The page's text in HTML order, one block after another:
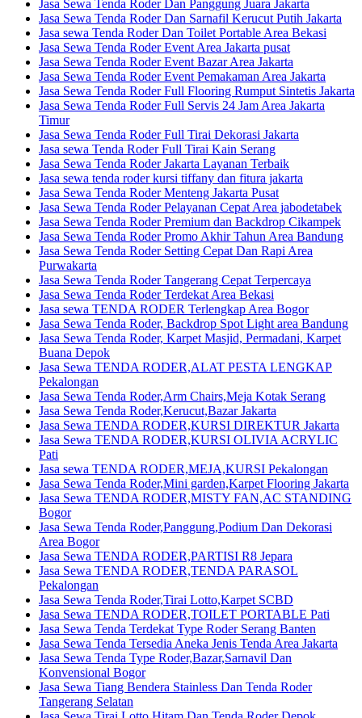
Jasa Sewa Tenda Roder Dan Panggung Juara Jakarta
Jasa Sewa Tenda Roder Dan Sarnafil Kerucut Putih Jakarta
Jasa sewa Tenda Roder Dan Toilet Portable Area Bekasi
Jasa Sewa Tenda Roder Event Area Jakarta pusat
Jasa Sewa Tenda Roder Event Bazar Area Jakarta
Jasa Sewa Tenda Roder Event Pemakaman Area Jakarta
Jasa Sewa Tenda Roder Full Flooring Rumput Sintetis Jakarta
Jasa Sewa Tenda Roder Full Servis 24 Jam Area Jakarta
Timur
Jasa Sewa Tenda Roder Full Tirai Dekorasi Jakarta
Jasa sewa Tenda Roder Full Tirai Kain Serang
Jasa Sewa Tenda Roder Jakarta Layanan Terbaik
Jasa sewa tenda roder kursi tiffany dan fitura jakarta
Jasa Sewa Tenda Roder Menteng Jakarta Pusat
Jasa Sewa Tenda Roder Pelayanan Cepat Area jabodetabek
Jasa Sewa Tenda Roder Premium dan Backdrop Cikampek
Jasa Sewa Tenda Roder Promo Akhir Tahun Area Bandung
Jasa Sewa Tenda Roder Setting Cepat Dan Rapi Area
Purwakarta
Jasa Sewa Tenda Roder Tangerang Cepat Terpercaya
Jasa Sewa Tenda Roder Terdekat Area Bekasi
Jasa sewa TENDA RODER Terlengkap Area Bogor
Jasa Sewa Tenda Roder, Backdrop Spot Light area Bandung
Jasa Sewa Tenda Roder, Karpet Masjid, Permadani, Karpet
Buana Depok
Jasa Sewa TENDA RODER,ALAT PESTA LENGKAP
Pekalongan
Jasa Sewa Tenda Roder,Arm Chairs,Meja Kotak Serang
Jasa Sewa Tenda Roder,Kerucut,Bazar Jakarta
Jasa Sewa TENDA RODER,KURSI DIREKTUR Jakarta
Jasa Sewa TENDA RODER,KURSI OLIVIA ACRYLIC
Pati
Jasa sewa TENDA RODER,MEJA,KURSI Pekalongan
Jasa Sewa Tenda Roder,Mini garden,Karpet Flooring Jakarta
Jasa Sewa TENDA RODER,MISTY FAN,AC STANDING
Bogor
Jasa Sewa Tenda Roder,Panggung,Podium Dan Dekorasi
Area Bogor
Jasa Sewa TENDA RODER,PARTISI R8 Jepara
Jasa Sewa TENDA RODER,TENDA PARASOL
Pekalongan
Jasa Sewa Tenda Roder,Tirai Lotto,Karpet SCBD
Jasa Sewa TENDA RODER,TOILET PORTABLE Pati
Jasa Sewa Tenda Terdekat Type Roder Serang Banten
Jasa Sewa Tenda Tersedia Aneka Jenis Tenda Area Jakarta
Jasa Sewa Tenda Type Roder,Bazar,Sarnavil Dan
Konvensional Bogor
Jasa Sewa Tiang Bendera Stainless Dan Tenda Roder
Tangerang Selatan